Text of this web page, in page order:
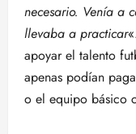
necesario. Venía a
llevaba a practicar
apoyar el talento
apenas podían
o el equipo básico